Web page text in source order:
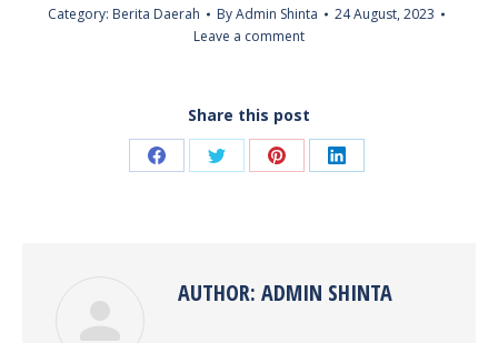
Category: Berita Daerah ByAdmin Shinta
24 August, 2023
Leave a comment
Share this post
Share Share Share Share
AUTHOR: ADMIN SHINTA